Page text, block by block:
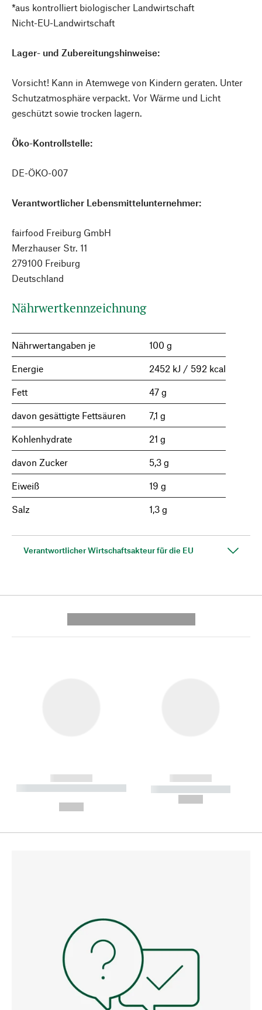
*aus kontrolliert biologischer Landwirtschaft
Nicht-EU-Landwirtschaft
Lager- und Zubereitungshinweise:
Vorsicht! Kann in Atemwege von Kindern geraten. Unter
Schutzatmosphäre verpackt. Vor Wärme und Licht
geschützt sowie trocken lagern.
Öko-Kontrollstelle:
DE-ÖKO-007
Verantwortlicher Lebensmittelunternehmer:
fairfood Freiburg GmbH
Merzhauser Str. 11
279100 Freiburg
Deutschland
Nährwertkennzeichnung
Nährwertangaben je 100 g
Energie 2452 kJ / 592 kcal
Fett 47 g
davon gesättigte Fettsäuren 7,1 g
Kohlenhydrate 21 g
davon Zucker 5,3 g
Eiweiß 19 g
Salz 1,3 g
Verantwortlicher Wirtschaftsakteur für die EU
------------
----------- ----------- --------
------------
----------- -----------